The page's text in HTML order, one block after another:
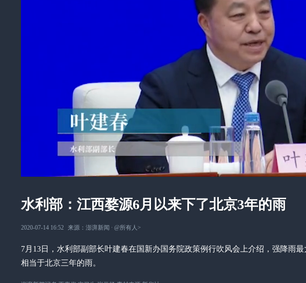
水利部：江西婺源6月以来下了北京3年的雨
2020-07-14 16:52 来源： 澎湃新闻 ∙ @所有人 >
7月13日，水利部副部长叶建春在国新办国务院政策例行吹风会上介绍，强降雨
相当于北京三年的雨。